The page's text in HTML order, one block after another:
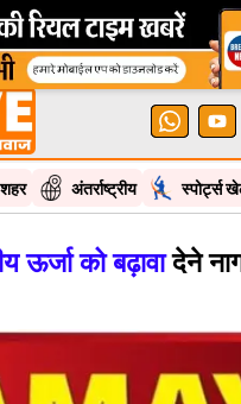
अंतर्राष्ट्रीय स्पोर्ट्स
ऊर्जा को बढ़ावादेने